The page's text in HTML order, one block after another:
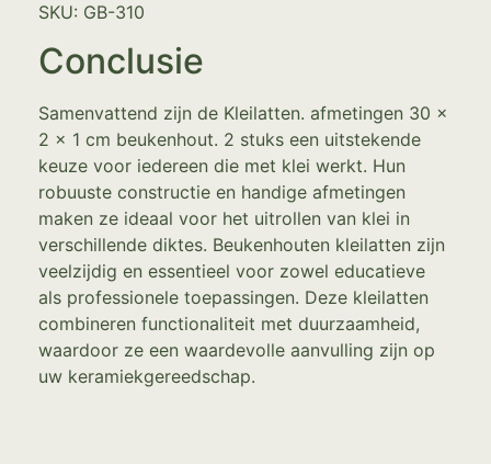
SKU: GB-310
Conclusie
Samenvattend zijn de Kleilatten. afmetingen 30 x
2 x 1 cm beukenhout. 2 stuks een uitstekende
keuze voor iedereen die met klei werkt. Hun
robuuste constructie en handige afmetingen
maken ze ideaal voor het uitrollen van klei in
verschillende diktes. Beukenhouten kleilatten zijn
veelzijdig en essentieel voor zowel educatieve
als professionele toepassingen. Deze kleilatten
combineren functionaliteit met duurzaamheid,
waardoor ze een waardevolle aanvulling zijn op
uw keramiekgereedschap.